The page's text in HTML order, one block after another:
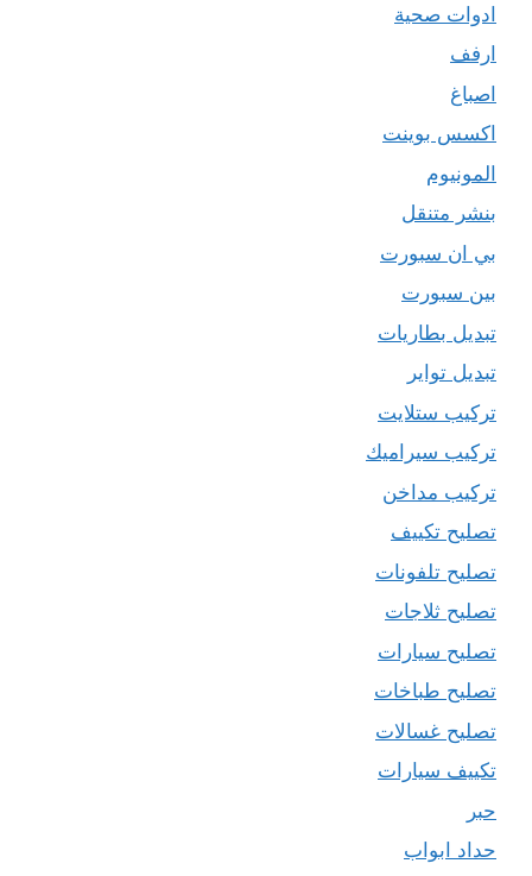
ادوات صحية
ارفف
اصباغ
اكسس بوينت
المونيوم
بنشر متنقل
بي ان سبورت
بين سبورت
تبديل بطاريات
تبديل تواير
تركيب ستلايت
تركيب سيراميك
تركيب مداخن
تصليح تكييف
تصليح تلفونات
تصليح ثلاجات
تصليح سيارات
تصليح طباخات
تصليح غسالات
تكييف سيارات
حبر
حداد ابواب